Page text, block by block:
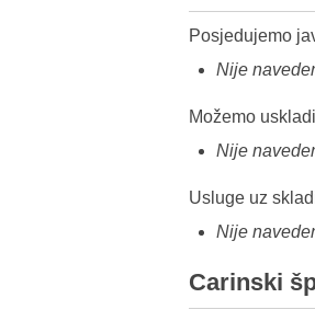
Posjedujemo
Nije
Možemo
Nije
Usluge uz
Nije
Carinski